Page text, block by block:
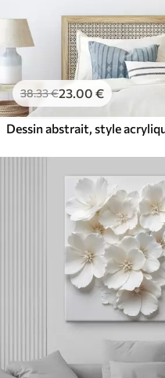
38.33€23 .00 €